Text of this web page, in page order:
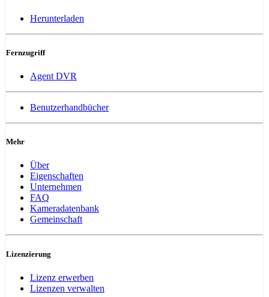
Herunterladen
Fernzugriff
Agent DVR
Benutzerhandbücher
Mehr
Über
Eigenschaften
Unternehmen
FAQ
Kameradatenbank
Gemeinschaft
Lizenzierung
Lizenz erwerben
Lizenzen verwalten